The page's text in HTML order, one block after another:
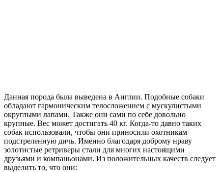
Данная порода была выведена в Англии. Подобные собаки
обладают гармоническим телосложением с мускулистыми
округлыми лапами. Также они сами по себе довольно
крупные. Вес может достигать 40 кг. Когда-то давно таких
собак использовали, чтобы они приносили охотникам
подстреленную дичь. Именно благодаря доброму нраву
золотистые ретриверы стали для многих настоящими
друзьями и компаньонами. Из положительных качеств следует
выделить то, что они: